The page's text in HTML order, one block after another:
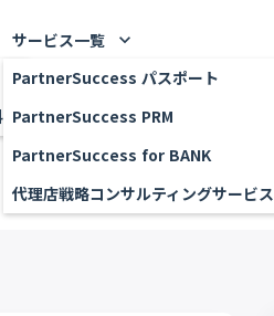
PartnerSuccess パスポート
PartnerSuccess PRM
PartnerSuccess for BANK
代理店戦略コンサルティングサービス
サービス一覧 keyboard_arrow_down